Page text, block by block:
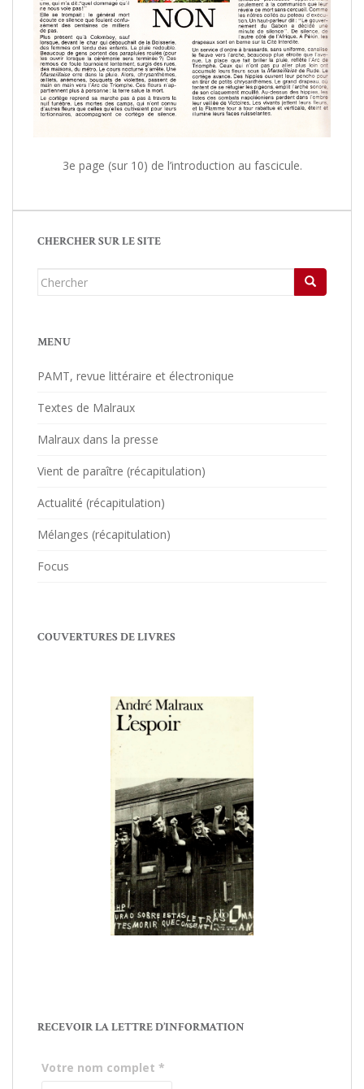
3e page (sur 10) de l’introduction au fascicule.
CHERCHER SUR LE SITE
Chercher...
MENU
PAMT, revue littéraire et électronique
Textes de Malraux
Malraux dans la presse
Vient de paraître (récapitulation)
Actualité (récapitulation)
Mélanges (récapitulation)
Focus
COUVERTURES DE LIVRES
RECEVOIR LA LETTRE D’INFORMATION
Votre nom complet *